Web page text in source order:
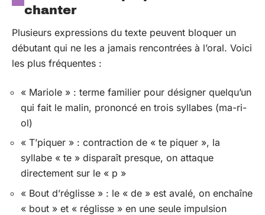
chanter
Plusieurs expressions du texte peuvent bloquer un
débutant qui ne les a jamais rencontrées à l’oral. Voici
les plus fréquentes :
« Mariole » : terme familier pour désigner quelqu’un
qui fait le malin, prononcé en trois syllabes (ma-ri-
ol)
« T’piquer » : contraction de « te piquer », la
syllabe « te » disparaît presque, on attaque
directement sur le « p »
« Bout d’réglisse » : le « de » est avalé, on enchaîne
« bout » et « réglisse » en une seule impulsion